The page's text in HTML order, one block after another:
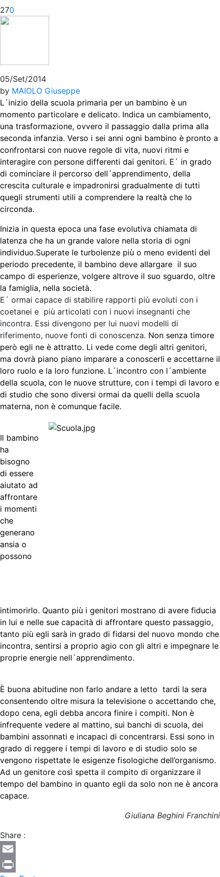
270
05/Set/2014
by MAIOLO Giuseppe
L´inizio della scuola primaria per un bambino è un
momento particolare e delicato. Indica un cambiamento,
una trasformazione, ovvero il passaggio dalla prima alla
seconda infanzia. Verso i sei anni ogni bambino è pronto a
confrontarsi con nuove regole di vita, nuovi ritmi e
interagire con persone differenti dai genitori. E´ in grado
di cominciare il percorso dell´apprendimento, della
crescita culturale e impadronirsi gradualmente di tutti
quegli strumenti utili a comprendere la realtà che lo
circonda.
Inizia in questa epoca una fase evolutiva chiamata di
latenza che ha un grande valore nella storia di ogni
individuo.Superate le turbolenze più o meno evidenti del
periodo precedente, il bambino deve allargare il suo
campo di esperienze, volgere altrove il suo sguardo, oltre
la famiglia, nella società.
E´ ormai capace di stabilire rapporti più evoluti con i
coetanei e più articolati con i nuovi insegnanti che
incontra. Essi divengono per lui nuovi modelli di
riferimento, nuove fonti di conoscenza. Non senza timore
però egli ne è attratto. Li vede come degli altri genitori,
ma dovrà piano piano imparare a conoscerli e accettarne il
loro ruolo e la loro funzione. L´incontro con l´ambiente
della scuola, con le nuove strutture, con i tempi di lavoro e
di studio che sono diversi ormai da quelli della scuola
materna, non è comunque facile.
Il bambino
ha
bisogno
di essere
aiutato ad
affrontare
i momenti
che
generano
ansia o
possono
intimorirlo. Quanto più i genitori mostrano di avere fiducia
in lui e nelle sue capacità di affrontare questo passaggio,
tanto più egli sarà in grado di fidarsi del nuovo mondo che
incontra, sentirsi a proprio agio con gli altri e impegnare le
proprie energie nell´apprendimento.
È buona abitudine non farlo andare a letto tardi la sera
consentendo oltre misura la televisione o accettando che,
dopo cena, egli debba ancora finire i compiti. Non è
infrequente vedere al mattino, sui banchi di scuola, dei
bambini assonnati e incapaci di concentrarsi. Essi sono in
grado di reggere i tempi di lavoro e di studio solo se
vengono rispettate le esigenze fisologiche dell’organismo.
Ad un genitore così spetta il compito di organizzare il
tempo del bambino in quanto egli da solo non ne è ancora
capace.
Giuliana Beghini Franchini
Share :
Email